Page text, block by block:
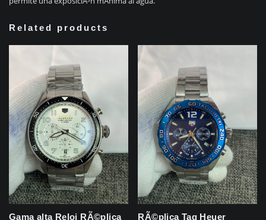
Related products
Gama alta Reloj RÃ©plica RÃ©plica Tag Heuer